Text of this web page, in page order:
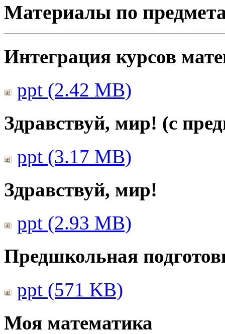
Материалы по
Интеграция курсов
ppt (2.42 MB)
Здравствуй, мир! (с
ppt (3.17 MB)
Здравствуй, мир!
ppt (2.93 MB)
Предшкольная
ppt (571 KB)
Моя математика